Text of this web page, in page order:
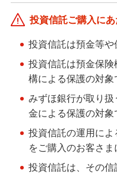
ァンド」商品説明
ド（為替ヘッジな
（ESG））」商品
「投資のソムリエ
「HSBCインド債
称：実ゾウ）」商
投資信託ご購入に
投資信託は預金等や
投資信託は預金保
構による保護の対象
みずほ銀行が取り
金による保護の対象
投資信託の運用に
をご購入のお客さま
投資信託は、その